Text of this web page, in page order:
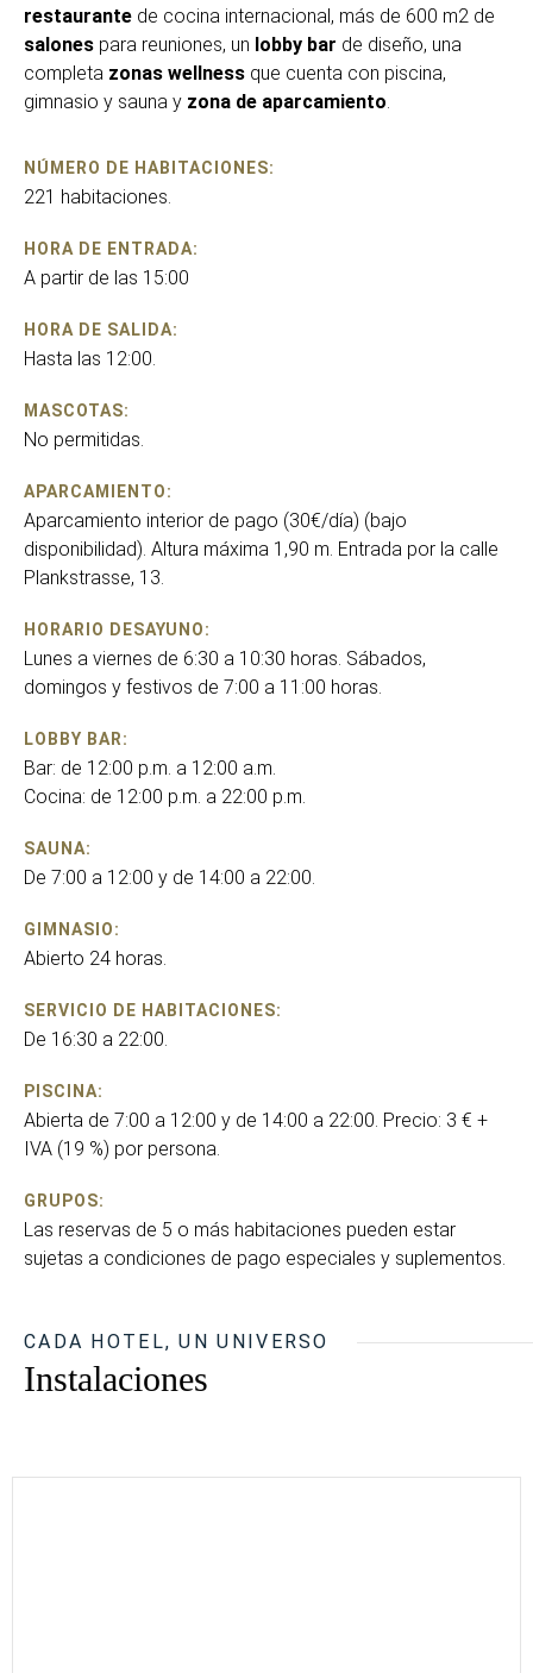
restaurante de cocina internacional, más de 600 m2 de
salones para reuniones, un lobby bar de diseño, una
completa zonas wellness que cuenta con piscina,
gimnasio y sauna y zona de aparcamiento.
NÚMERO DE HABITACIONES:
221 habitaciones.
HORA DE ENTRADA:
A partir de las 15:00
HORA DE SALIDA:
Hasta las 12:00.
MASCOTAS:
No permitidas.
APARCAMIENTO:
Aparcamiento interior de pago (30€/día) (bajo
disponibilidad). Altura máxima 1,90 m. Entrada por la calle
Plankstrasse, 13.
HORARIO DESAYUNO:
Lunes a viernes de 6:30 a 10:30 horas. Sábados,
domingos y festivos de 7:00 a 11:00 horas.
LOBBY BAR:
Bar: de 12:00 p.m. a 12:00 a.m.
Cocina: de 12:00 p.m. a 22:00 p.m.
SAUNA:
De 7:00 a 12:00 y de 14:00 a 22:00.
GIMNASIO:
Abierto 24 horas.
SERVICIO DE HABITACIONES:
De 16:30 a 22:00.
PISCINA:
Abierta de 7:00 a 12:00 y de 14:00 a 22:00. Precio: 3 € +
IVA (19 %) por persona.
GRUPOS:
Las reservas de 5 o más habitaciones pueden estar
sujetas a condiciones de pago especiales y suplementos.
CADA HOTEL, UN UNIVERSO
Instalaciones